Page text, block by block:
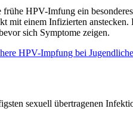
HPV-Imfung ein
mit einem Infizierten
sich Symptome zeigen.
HPV-Impfung bei
sexuell übertragenen